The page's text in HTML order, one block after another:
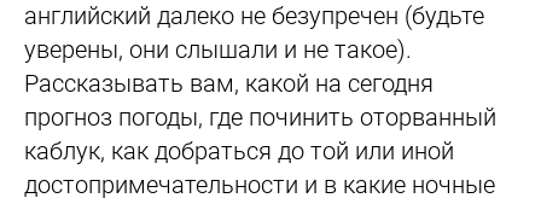
английский далеко не безупречен (будьте
уверены, они слышали и не такое).
Рассказывать вам, какой на сегодня
прогноз погоды, где починить оторванный
каблук, как добраться до той или иной
достопримечательности и в какие ночные